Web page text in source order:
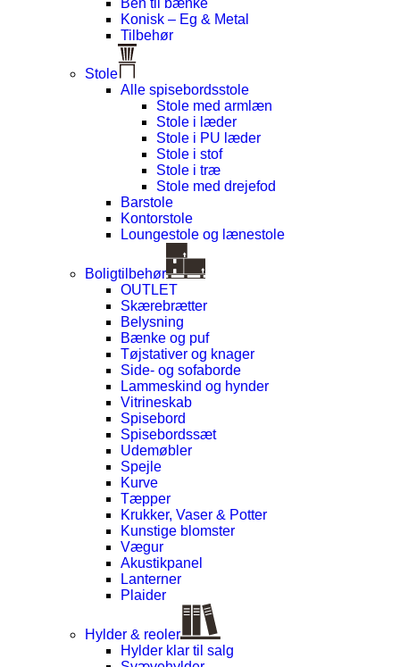
Ben til bænke
Konisk – Eg & Metal
Tilbehør
Stole
Alle spisebordsstole
Stole med armlæn
Stole i læder
Stole i PU læder
Stole i stof
Stole i træ
Stole med drejefod
Barstole
Kontorstole
Loungestole og lænestole
Boligtilbehør
OUTLET
Skærebrætter
Belysning
Bænke og puf
Tøjstativer og knager
Side- og sofaborde
Lammeskind og hynder
Vitrineskab
Spisebord
Spisebordssæt
Udemøbler
Spejle
Kurve
Tæpper
Krukker, Vaser & Potter
Kunstige blomster
Vægur
Akustikpanel
Lanterner
Plaider
Hylder & reoler
Hylder klar til salg